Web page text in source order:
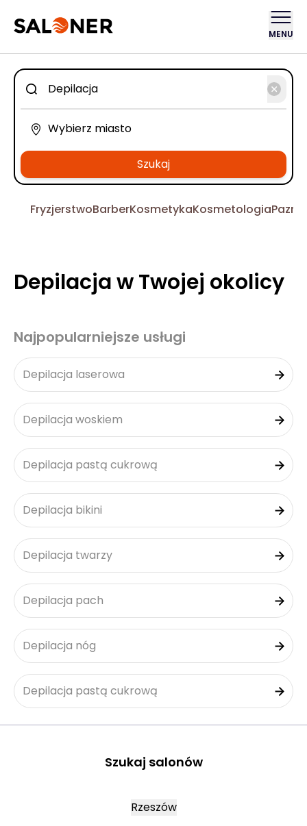
MENU
Szukaj
FryzjerstwoBarberKosmetykaKosmetologia
Depilacja w Twojej okolicy
Najpopularniejsze usługi
Depilacja laserowa
Depilacja woskiem
Depilacja pastą cukrową
Depilacja bikini
Depilacja twarzy
Depilacja pach
Depilacja nóg
Depilacja pastą cukrową
Szukaj salonów
Rzeszów